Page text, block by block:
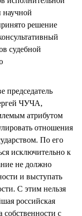
научной
решение
судебной
председатель
ЧУЧА,
атрибутом
отношения
По его
исключительно к
не должно
и выступать
С этим нельзя
российская
собственности с